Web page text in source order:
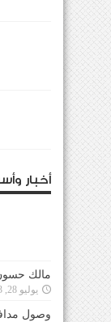
أخبار
مالك
يوليو 28, 2023
وصول